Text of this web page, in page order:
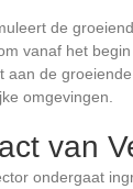
de
vanaf het
aan de
omgevingen.
van
ondergaat